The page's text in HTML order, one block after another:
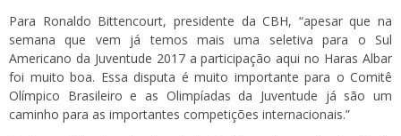
Para Ronaldo Bittencourt, presidente da CBH, “apesar que na
semana que vem já temos mais uma seletiva para o Sul
Americano da Juventude 2017 a participação aqui no Haras Albar
foi muito boa. Essa disputa é muito importante para o Comitê
Olímpico Brasileiro e as Olimpíadas da Juventude já são um
caminho para as importantes competições internacionais.”